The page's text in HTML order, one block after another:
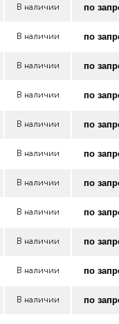
В наличии по
В наличии по
В наличии по
В наличии по
В наличии по
В наличии по
В наличии по
В наличии по
В наличии по
В наличии по
В наличии по